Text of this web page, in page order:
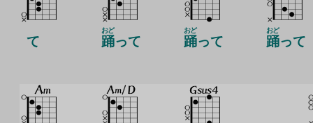
て 踊
おど
って 踊
おど
って 踊
おど
って